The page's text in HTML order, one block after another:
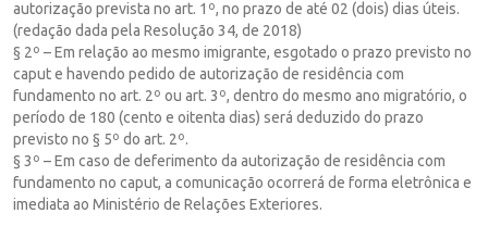
autorização prevista no art. 1º, no prazo de até 02 (dois) dias úteis.
(redação dada pela Resolução 34, de 2018)
§ 2º – Em relação ao mesmo imigrante, esgotado o prazo previsto no
caput e havendo pedido de autorização de residência com
fundamento no art. 2º ou art. 3º, dentro do mesmo ano migratório, o
período de 180 (cento e oitenta dias) será deduzido do prazo
previsto no § 5º do art. 2º.
§ 3º – Em caso de deferimento da autorização de residência com
fundamento no caput, a comunicação ocorrerá de forma eletrônica e
imediata ao Ministério de Relações Exteriores.